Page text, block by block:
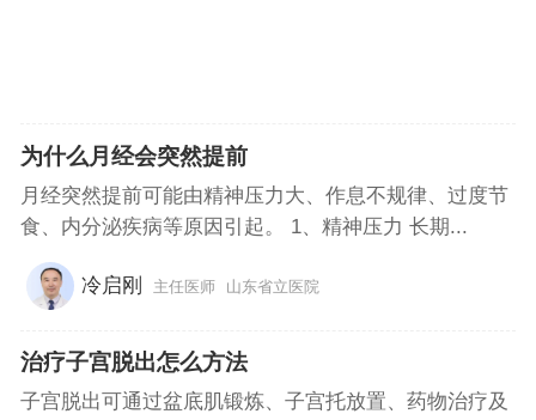
为什么月经会突然提前
月经突然提前可能由精神压力大、作息不规律、过度节
食、内分泌疾病等原因引起。 1、精神压力 长期...
冷启刚 主任医师 山东省立医院
治疗子宫脱出怎么方法
子宫脱出可通过盆底肌锻炼、子宫托放置、药物治疗及